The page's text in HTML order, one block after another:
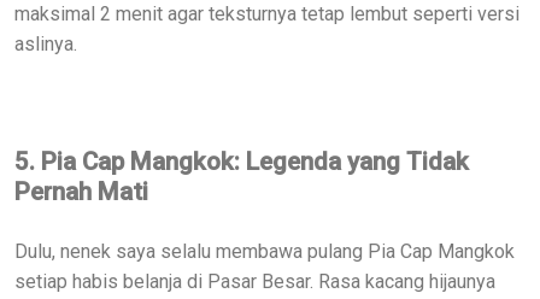
maksimal 2 menit agar teksturnya tetap lembut seperti versi
aslinya.
5. Pia Cap Mangkok: Legenda yang Tidak
Pernah Mati
Dulu, nenek saya selalu membawa pulang Pia Cap Mangkok
setiap habis belanja di Pasar Besar. Rasa kacang hijaunya